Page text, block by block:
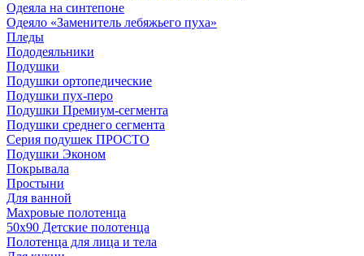
Одеяла на синтепоне
Одеяло «Заменитель лебяжьего пуха»
Пледы
Пододеяльники
Подушки
Подушки ортопедические
Подушки пух-перо
Подушки Премиум-сегмента
Подушки среднего сегмента
Серия подушек ПРОСТО
Подушки Эконом
Покрывала
Простыни
Для ванной
Махровые полотенца
50х90 Детские полотенца
Полотенца для лица и тела